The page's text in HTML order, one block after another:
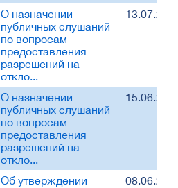
О назначении
публичных слушаний
по вопросам
предоставления
разрешений на
откло...
О назначении
публичных слушаний
по вопросам
предоставления
разрешений на
откло...
Об утверждении